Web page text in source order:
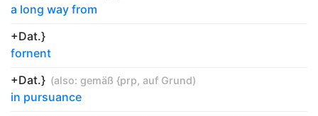
a long way from
+Dat.}
fornent
+Dat.} (also: gemäß {prp, auf Grund)
in pursuance